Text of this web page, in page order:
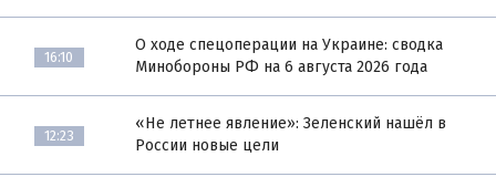
16:10
О ходе спецоперации на Украине: сводка
Минобороны РФ на 6 августа 2026 года
12:23
«Не летнее явление»: Зеленский нашёл в
России новые цели